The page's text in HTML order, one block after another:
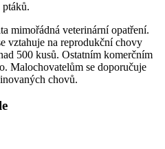
mimořádná veterinární opatření.
vztahuje na reprodukční chovy
500 kusů. Ostatním komerčním
Malochovatelům se doporučuje
chovů.